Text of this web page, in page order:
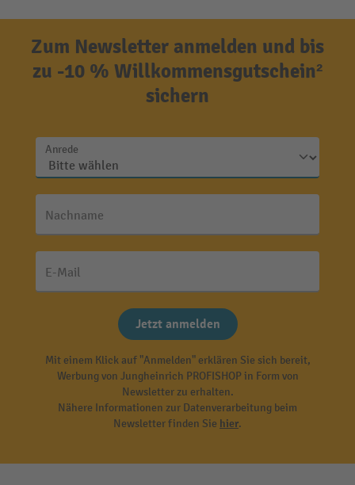
Zum Newsletter anmelden und bis
zu -10 % Willkommensgutschein²
sichern
Anrede
Nachname
E-Mail
Jetzt anmelden
Mit einem Klick auf "Anmelden" erklären Sie sich bereit,
Werbung von Jungheinrich PROFISHOP in Form von
Newsletter zu erhalten.
Nähere Informationen zur Datenverarbeitung beim
Newsletter finden Sie hier.